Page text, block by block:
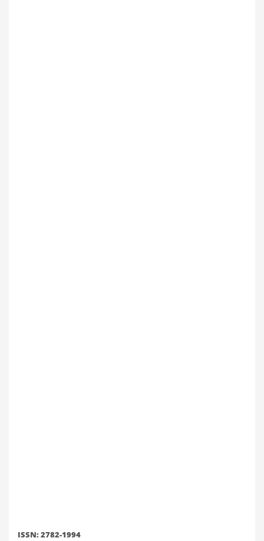
ISSN: 2782-1994